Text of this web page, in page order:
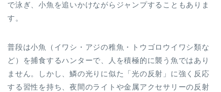
で泳ぎ、小魚を追いかけながらジャンプすることもありま
す。
普段は小魚（イワシ・アジの稚魚・トウゴロウイワシ類な
ど）を捕食するハンターで、人を積極的に襲う魚ではあり
ません。しかし、鱗の光りに似た「光の反射」に強く反応
する習性を持ち、夜間のライトや金属アクセサリーの反射